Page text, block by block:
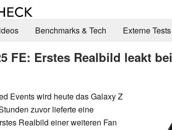
Benchmarks & Tech Externe Tests
FE: Erstes Realbild leakt bei
Events wird heute das Galaxy Z
zuvor lieferte eine
Realbild einer weiteren Fan